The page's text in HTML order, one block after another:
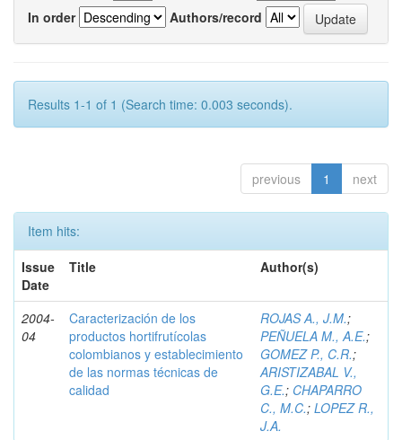
In order
Authors/record
Results 1-1 of 1 (Search time: 0.003 seconds).
previous 1 next
Item hits:
Issue
Date
Title Author(s)
2004-
04
Caracterización de los
productos hortifrutícolas
colombianos y establecimiento
de las normas técnicas de
calidad
ROJAS A., J.M.;
PEÑUELA M., A.E.;
GOMEZ P., C.R.;
ARISTIZABAL V.,
G.E.; CHAPARRO
C., M.C.; LOPEZ R.,
J.A.